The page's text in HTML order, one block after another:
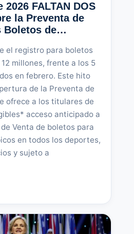
FALTAN DOS
la Preventa de
Boletos de…
el registro para boletos
millones, frente a los 5
en febrero. Este hito
de la Preventa de
ofrece a los titulares de
acceso anticipado a
Venta de boletos para
en todos los deportes,
y sujeto a